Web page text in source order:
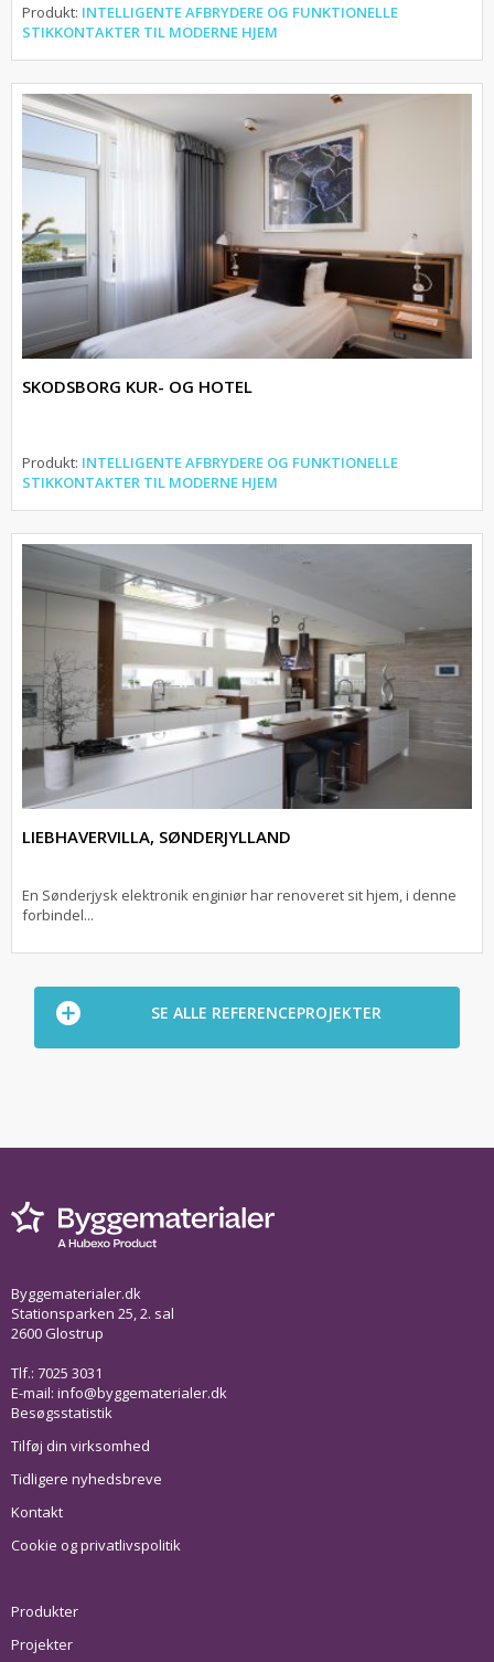
Produkt: INTELLIGENTE AFBRYDERE OG FUNKTIONELLE
STIKKONTAKTER TIL MODERNE HJEM
SKODSBORG KUR- OG HOTEL
Produkt: INTELLIGENTE AFBRYDERE OG FUNKTIONELLE
STIKKONTAKTER TIL MODERNE HJEM
LIEBHAVERVILLA, SØNDERJYLLAND
En Sønderjysk elektronik enginiør har renoveret sit hjem, i denne
forbindel...
SE ALLE REFERENCEPROJEKTER
Byggematerialer.dk
Stationsparken 25, 2. sal
2600 Glostrup
Tlf.: 7025 3031
E-mail: info@byggematerialer.dk
Besøgsstatistik
Tilføj din virksomhed
Tidligere nyhedsbreve
Kontakt
Cookie og privatlivspolitik
Produkter
Projekter